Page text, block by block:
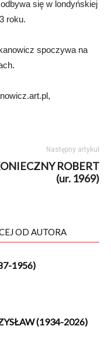
się w londyńskiej
roku.
spoczywa na
Następny artykuł
ROBERT
(ur. 1969)
OD AUTORA
1956)
(1934-2026)